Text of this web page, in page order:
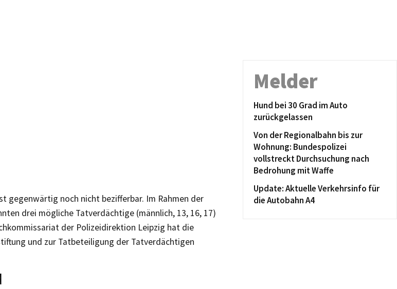
gegenwärtig noch nicht bezifferbar. Im Rahmen der
drei mögliche Tatverdächtige (männlich, 13, 16, 17)
der Polizeidirektion Leipzig hat die
und zur Tatbeteiligung der Tatverdächtigen
Melder
Hund bei 30 Grad im Auto
zurückgelassen
Von der Regionalbahn bis zur
Wohnung: Bundespolizei
vollstreckt Durchsuchung nach
Bedrohung mit Waffe
Update: Aktuelle Verkehrsinfo für
die Autobahn A4